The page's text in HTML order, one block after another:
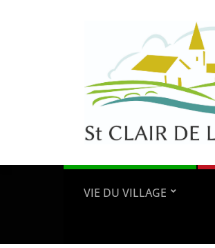
VIE DU VILLAGE